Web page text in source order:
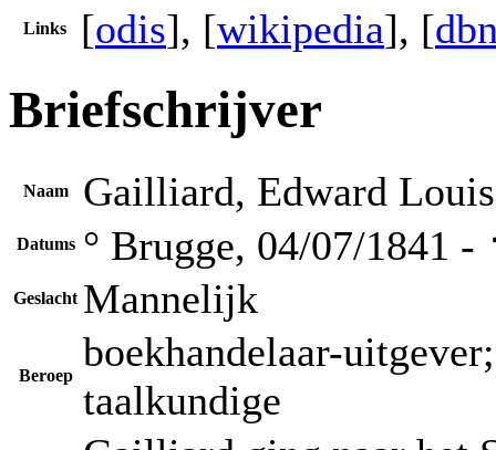
Links [odis], [wikipedia], [
Briefschrijver
Naam Gailliard, Edward Louis
Datums ° Brugge, 04/07/1841
Geslacht Mannelijk
Beroep
boekhandelaar-
taalkundige